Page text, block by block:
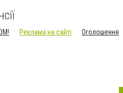
Реклама на сайті
Оголошення